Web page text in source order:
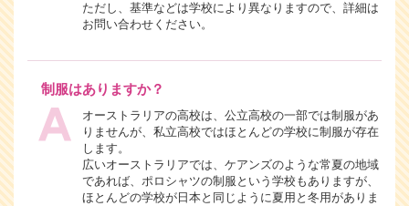
ただし、基準などは学校により異なりますので、詳細は
お問い合わせください。
制服はありますか？
オーストラリアの高校は、公立高校の一部では制服があ
りませんが、私立高校ではほとんどの学校に制服が存在
します。
広いオーストラリアでは、ケアンズのような常夏の地域
であれば、ポロシャツの制服という学校もありますが、
ほとんどの学校が日本と同じように夏用と冬用がありま